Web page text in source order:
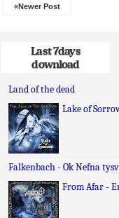
«Newer Post
Last 7days
download
Land of the dead
Lake of
Falkenbach - Ok Nefna
From Afar -